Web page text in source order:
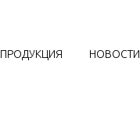
ПРОДУКЦИЯ НОВОСТИ